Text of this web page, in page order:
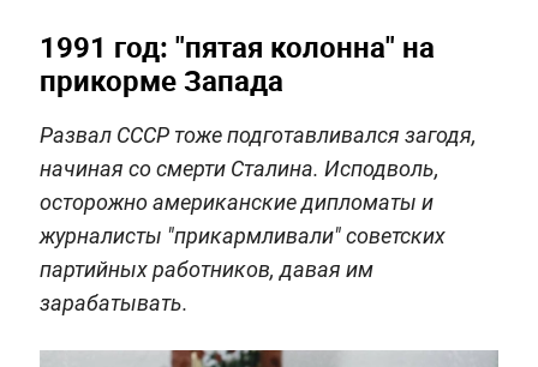
1991 год: "пятая колонна" на
прикорме Запада
Развал СССР тоже подготавливался загодя,
начиная со смерти Сталина. Исподволь,
осторожно американские дипломаты и
журналисты "прикармливали" советских
партийных работников, давая им
зарабатывать.